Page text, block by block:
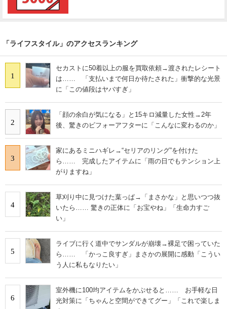
「ライフスタイル」のアクセスランキング
1
セカストに50着以上の服を買取依頼→渡されたレシート
は…… 「支払いまで何日か待たされた」衝撃的な光景
に「この値段はヤバすぎ」
2
「顔の余白が気になる」と15キロ減量した女性→2年
後、驚きのビフォーアフターに「こんなに変わるのか」
3
家にあるミニハギレ→“セリアのリング”を付けた
ら…… 完成したアイテムに「雨の日でもテンション上
がりますね」
4
草刈り中に見つけた葉っぱ→「まさかな」と思いつつ抜
いたら…… 驚きの正体に「お宝やね」「生命力すご
い」
5
ライブに行く道中でサンダルが崩壊→裸足で困っていた
ら…… 「かっこ良すぎ」まさかの展開に感動「こうい
う人に私もなりたい」
6
室外機に100均アイテムをかぶせると…… お手軽な日
光対策に「ちゃんと空間ができてグー」「これで楽しま